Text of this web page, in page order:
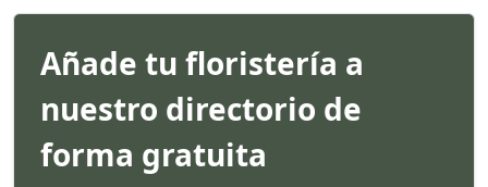
Añade tu floristería a
nuestro directorio de
forma gratuita